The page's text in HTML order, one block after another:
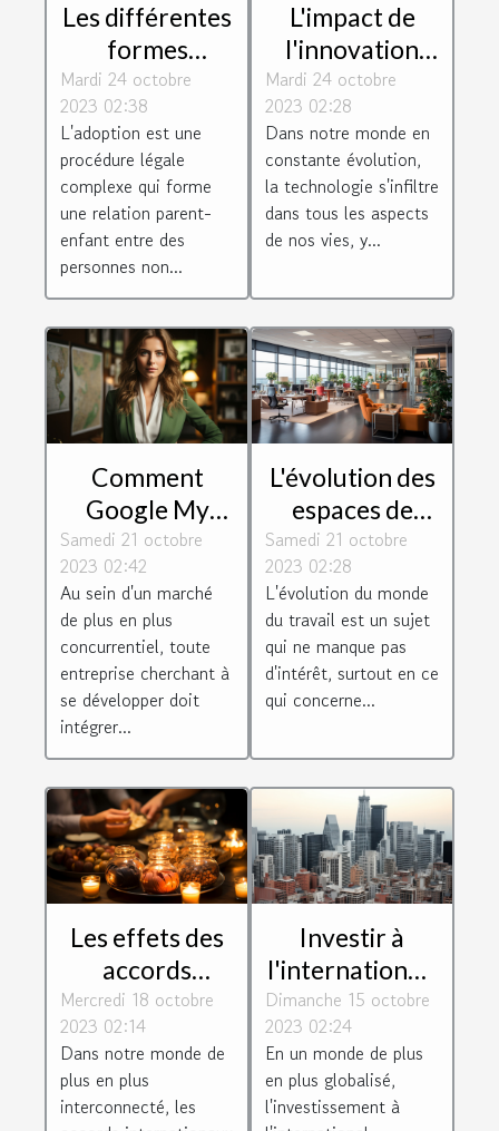
Les différentes
formes
d'adoption
selon le droit
de la famille
Mardi 24 octobre
2023 02:38
L'adoption est une
procédure légale
complexe qui forme
une relation parent-
enfant entre des
personnes non...
L'impact de
l'innovation
technologique
sur le monde
juridique
Mardi 24 octobre
2023 02:28
Dans notre monde en
constante évolution,
la technologie s'infiltre
dans tous les aspects
de nos vies, y...
Comment
Google My
Business peut
aider les
entreprises à
se développer
Samedi 21 octobre
2023 02:42
Au sein d'un marché
de plus en plus
concurrentiel, toute
entreprise cherchant à
se développer doit
intégrer...
L'évolution des
espaces de
travail : le cas
de Toulouse
Blagnac
Samedi 21 octobre
2023 02:28
L'évolution du monde
du travail est un sujet
qui ne manque pas
d'intérêt, surtout en ce
qui concerne...
Les effets des
accords
internationaux
sur les
avantages de la
société
Mercredi 18 octobre
2023 02:14
Dans notre monde de
plus en plus
interconnecté, les
Investir à
l'international :
défis et
opportunités
pour les
entreprises
Dimanche 15 octobre
2023 02:24
En un monde de plus
en plus globalisé,
l'investissement à